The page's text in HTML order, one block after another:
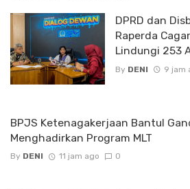
DPRD dan
Raperda
Lindungi 253
By DENI 9 jam
BPJS Ketenagakerjaan Bantul
Menghadirkan Program MLT
By DENI 11 jam ago 0